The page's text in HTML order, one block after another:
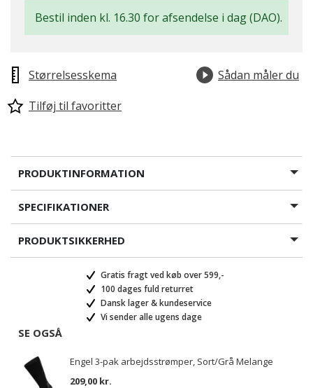
Bestil inden kl. 16.30 for afsendelse i dag (DAO).
Størrelsesskema
Sådan måler du
Tilføj til favoritter
PRODUKTINFORMATION
SPECIFIKATIONER
PRODUKTSIKKERHED
Gratis fragt ved køb over 599,-
100 dages fuld returret
Dansk lager & kundeservice
Vi sender alle ugens dage
SE OGSÅ
Engel 3-pak arbejdsstrømper, Sort/Grå Melange
209,00 kr.